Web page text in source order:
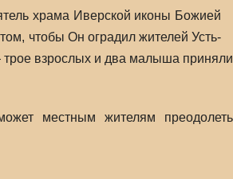
храма Иверской иконы Божией
чтобы Он оградил жителей Усть-
трое взрослых и два малыша приняли
местным жителям преодолеть